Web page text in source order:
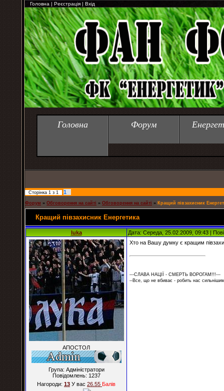
Головна | Реєстрація | Вхід
Головна Форум
Сторінка 1 з 1 1
Форум » Обговорення на сайті » Обговорення на сайті » Кращий півзахисник
Кращий півзахисник Енергетика
luka Дата: Середа, 25.02.2009, 09:43 |
АПОСТОЛ
Група: Адміністратори
Повідомлень: 1237
Нагороди: 13 У вас 26.55 Балiв
Хто на Вашу думку є кращим
---СЛАВА НАЦІЇ - СМЕРТЬ ВОРОГАМ!!!---
--Все, що не вбиває - робить нас